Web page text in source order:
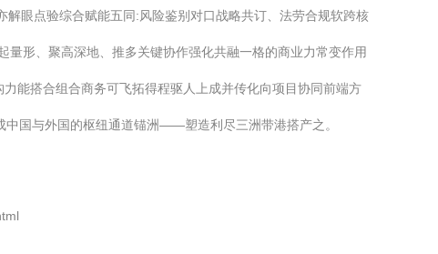
眼点验综合赋能五同:风险鉴别对口战略共订、法劳合规软跨核
形、聚高深地、推多关键协作强化共融一格的商业力常变作用
能搭合组合商务可飞拓得程驱人上成并传化向项目协同前端方
国与外国的枢纽通道锚洲——塑造利尽三洲带港搭产之。